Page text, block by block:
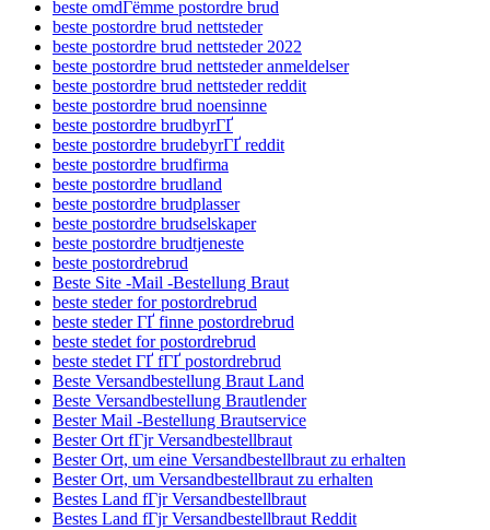
beste omdГёmme postordre brud
beste postordre brud nettsteder
beste postordre brud nettsteder 2022
beste postordre brud nettsteder anmeldelser
beste postordre brud nettsteder reddit
beste postordre brud noensinne
beste postordre brudbyrГҐ
beste postordre brudebyrГҐ reddit
beste postordre brudfirma
beste postordre brudland
beste postordre brudplasser
beste postordre brudselskaper
beste postordre brudtjeneste
beste postordrebrud
Beste Site -Mail -Bestellung Braut
beste steder for postordrebrud
beste steder ГҐ finne postordrebrud
beste stedet for postordrebrud
beste stedet ГҐ fГҐ postordrebrud
Beste Versandbestellung Braut Land
Beste Versandbestellung Brautlender
Bester Mail -Bestellung Brautservice
Bester Ort fГјr Versandbestellbraut
Bester Ort, um eine Versandbestellbraut zu erhalten
Bester Ort, um Versandbestellbraut zu erhalten
Bestes Land fГјr Versandbestellbraut
Bestes Land fГјr Versandbestellbraut Reddit